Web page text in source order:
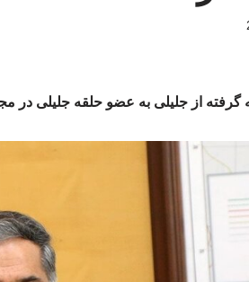
گرفته از جلیلی به عضو حلقه جلیلی در